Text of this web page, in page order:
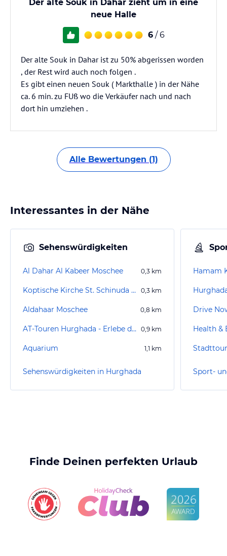
Der alte Souk in Dahar zieht um in eine
neue Halle
6 / 6
Der alte Souk in Dahar ist zu 50% abgerissen worden
, der Rest wird auch noch folgen .
Es gibt einen neuen Souk ( Markthalle ) in der Nähe
ca. 6 min. zu FUß wo die Verkäufer nach und nach
dort hin umziehen .
Alle Bewertungen (1)
Interessantes in der Nähe
Sehenswürdigkeiten
Al Dahar Al Kabeer Moschee 0,3 km
Koptische Kirche St. Schinuda Vater der Eremiten 0,3 km
Aldahaar Moschee 0,8 km
AT-Touren Hurghada - Erlebe dein Ägypten! 0,9 km
Aquarium 1,1 km
Sehenswürdigkeiten in Hurghada
Hamam
Drive
Finde Deinen perfekten Urlaub